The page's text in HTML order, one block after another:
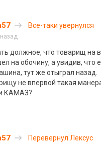
Все-таки увернулся
должное, что товарищ на
на обочину, а увидив, что
тут же отыграл назад.
не впервой такая
КАМАЗ?
Перевернул Лексус